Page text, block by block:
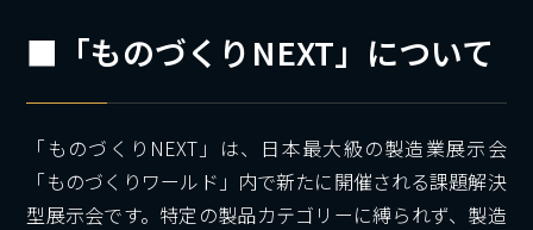
■「ものづくりNEXT」について
「ものづくりNEXT」は、日本最大級の製造業展示会
「ものづくりワールド」内で新たに開催される課題解決
型展示会です。特定の製品カテゴリーに縛られず、製造